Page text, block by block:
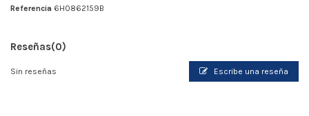
Referencia 6H0862159B
Reseñas(0)
Sin reseñas Escribe una reseña